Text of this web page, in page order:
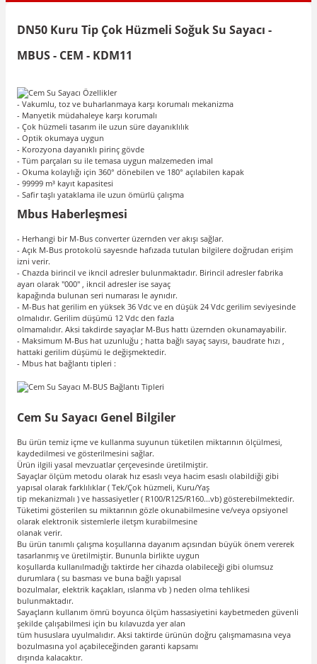
DN50 Kuru Tip Çok Hüzmeli Soğuk Su Sayacı -
MBUS - CEM - KDM11
- Vakumlu, toz ve buharlanmaya karşı korumalı mekanizma
- Manyetik müdahaleye karşı korumalı
- Çok hüzmeli tasarım ile uzun süre dayanıklılık
- Optik okumaya uygun
- Korozyona dayanıklı pirinç gövde
- Tüm parçaları su ile temasa uygun malzemeden imal
- Okuma kolaylığı için 360° dönebilen ve 180° açılabilen kapak
- 99999 m³ kayıt kapasitesi
- Safir taşlı yataklama ile uzun ömürlü çalışma
Mbus Haberleşmesi
- Herhangi bir M-Bus converter üzernden ver akışı sağlar.
- Açık M-Bus protokolü sayesnde hafızada tutulan bilgilere doğrudan erişim
izni verir.
- Chazda birincil ve ikncil adresler bulunmaktadır. Birincil adresler fabrika
ayarı olarak "000" , ikncil adresler ise sayaç
kapağında bulunan seri numarası le aynıdır.
- M-Bus hat gerilim en yüksek 36 Vdc ve en düşük 24 Vdc gerilim seviyesinde
olmalıdır. Gerilim düşümü 12 Vdc den fazla
olmamalıdır. Aksi takdirde sayaçlar M-Bus hattı üzernden okunamayabilir.
- Maksimum M-Bus hat uzunluğu ; hatta bağlı sayaç sayısı, baudrate hızı ,
hattaki gerilim düşümü le değişmektedir.
- Mbus hat bağlantı tipleri :
Cem Su Sayacı Genel Bilgiler
Bu ürün temiz içme ve kullanma suyunun tüketilen miktarının ölçülmesi,
kaydedilmesi ve gösterilmesini sağlar.
Ürün ilgili yasal mevzuatlar çerçevesinde üretilmiştir.
Sayaçlar ölçüm metodu olarak hız esaslı veya hacim esaslı olabildiği gibi
yapısal olarak farklılıklar ( Tek/Çok hüzmeli, Kuru/Yaş
tip mekanizmalı ) ve hassasiyetler ( R100/R125/R160...vb) gösterebilmektedir.
Tüketimi gösterilen su miktarının gözle okunabilmesine ve/veya opsiyonel
olarak elektronik sistemlerle iletşm kurabilmesine
olanak verir.
Bu ürün tanımlı çalışma koşullarına dayanım açısından büyük önem vererek
tasarlanmış ve üretilmiştir. Bununla birlikte uygun
koşullarda kullanılmadığı taktirde her cihazda olabileceği gibi olumsuz
durumlara ( su basması ve buna bağlı yapısal
bozulmalar, elektrik kaçakları, ıslanma vb ) neden olma tehlikesi
bulunmaktadır.
Sayaçların kullanım ömrü boyunca ölçüm hassasiyetini kaybetmeden güvenli
şekilde çalışabilmesi için bu kılavuzda yer alan
tüm hususlara uyulmalıdır. Aksi taktirde ürünün doğru çalışmamasına veya
bozulmasına yol açabileceğinden garanti kapsamı
dışında kalacaktır.